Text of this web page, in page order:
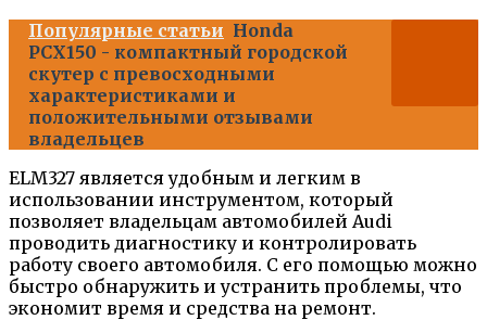
Популярные статьи Honda
PCX150 - компактный городской
скутер с превосходными
характеристиками и
положительными отзывами
владельцев
ELM327 является удобным и легким в
использовании инструментом, который
позволяет владельцам автомобилей Audi
проводить диагностику и контролировать
работу своего автомобиля. С его помощью можно
быстро обнаружить и устранить проблемы, что
экономит время и средства на ремонт.